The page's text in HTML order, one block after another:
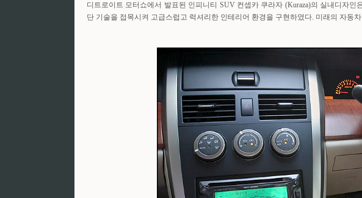
디트로이트 모터쇼에서 발표된 인피니티 SUV 컨셉카 쿠라자 (Kuraza)의 실내디자
단 기술을 접목시켜 고급스럽고 럭셔리한 인테리어 환경을 구현하였다. 미래의 자동